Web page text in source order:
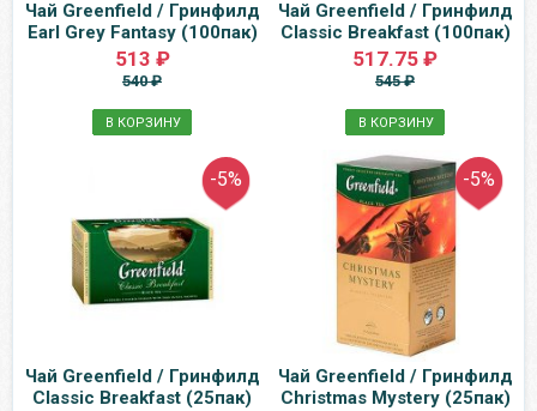
Чай Greenfield / Гринфилд
Earl Grey Fantasy (100пак)
513 ₽
540 ₽
В КОРЗИНУ
Чай Greenfield / Гринфилд
Classic Breakfast (100пак)
517.75 ₽
545 ₽
В КОРЗИНУ
-5%
Чай Greenfield / Гринфилд
Classic Breakfast (25пак)
-5%
Чай Greenfield / Гринфилд
Christmas Mystery (25пак)